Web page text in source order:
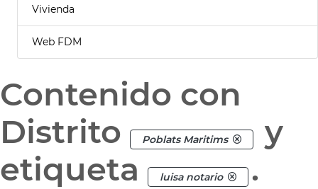
Vivienda
Web FDM
Contenido con
Distrito
Poblats Maritims
y
etiqueta
luisa notario .